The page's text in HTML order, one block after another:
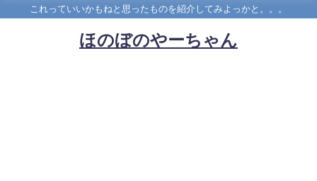
これっていいかもねと思ったものを紹介してみよっかと。。。
ほのぼのやーちゃん